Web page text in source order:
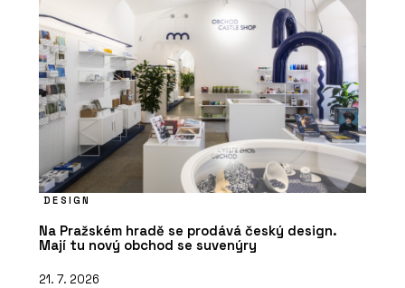
DESIGN
Na Pražském hradě se prodává český design.
Mají tu nový obchod se suvenýry
21. 7. 2026